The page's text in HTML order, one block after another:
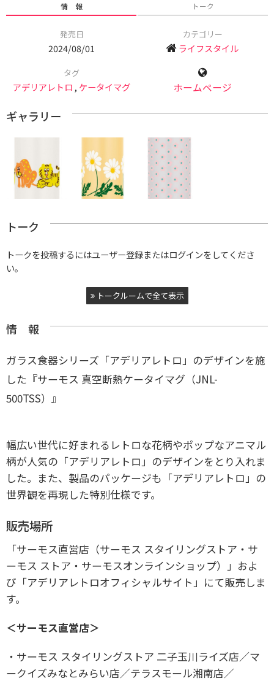
情 報 トーク
発売日
2024/08/01
カテゴリー
ライフスタイル
タグ
アデリアレトロ , ケータイマグ ホームページ
ギャラリー
トーク
トークを投稿するにはユーザー登録またはログインをしてくださ
い。
トークルームで全て表示
情 報
ガラス食器シリーズ「アデリアレトロ」のデザインを施
した『サーモス 真空断熱ケータイマグ（JNL-
500TSS）』
幅広い世代に好まれるレトロな花柄やポップなアニマル
柄が人気の「アデリアレトロ」のデザインをとり入れま
した。また、製品のパッケージも「アデリアレトロ」の
世界観を再現した特別仕様です。
販売場所
「サーモス直営店（サーモス スタイリングストア・サ
ーモス ストア・サーモスオンラインショップ）」およ
び「アデリアレトロオフィシャルサイト」にて販売しま
す。
＜サーモス直営店＞
・サーモス スタイリングストア 二子玉川ライズ店／マ
ークイズみなとみらい店／テラスモール湘南店／